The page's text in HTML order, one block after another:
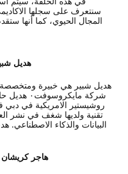
سنتعرف على سجلها
المجال الحيوي، كما أنها
هديل
هديل شبير هي خبيرة ومتخصصة
شركة
روشيستير الامريكية في
تقنية ولديها شغف في نشر
البيانات والذكاء الاصطناعي.
هاجر كريشان